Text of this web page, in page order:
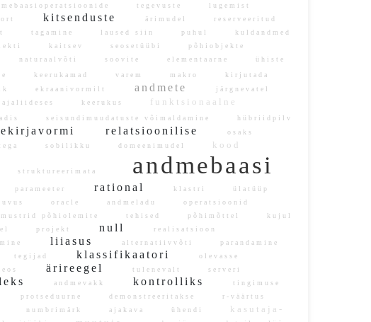
tegevuste lugemist
kitsenduste ärimudel
reserveeritud
tagamine laused siin puhul
kuldandmed
kaitsev seosetüübi põhiobjekte
naturaalvõti soovite elementaarne
ühiste
keerukamad varem makro
kirjutada
ekraanivormilt andmete
järgnevatel
keerukus
funktsionaalne
seisundimuudatuste võimaldamine
hübriidpilv
relatsioonilise
osaks
sobilikku domeenimudel kood
struktureerimata andmebaasi
parameeter rational klastri
ülatüüp
oracle andmeladu
operatsioonid
põhiolemite tehised põhimõttel
kujul
projekt null
realisatsioon
liiasus alternatiivvõti
parandamine
tegijad klassifikaatori
olevasse
ärireegel tulenevalt
serveri
andmevakk kontrolliks
tingimuse
protseduurne demonstreeritakse
r-väärtus
numbrimärk ajakava ühendi
kasutaja-